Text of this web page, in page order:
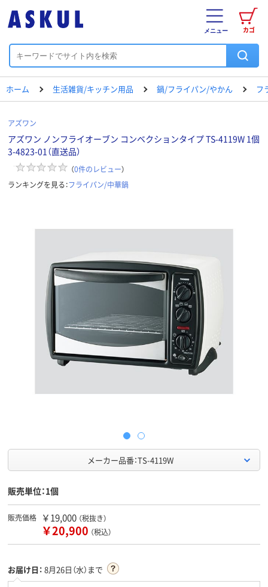
カゴ
メニュー
ホーム 生活雑貨/キッチン用品 鍋/フライパン/やかん フ
アズワン
アズワン ノンフライオーブン コンベクションタイプ TS-4119W 1個
3-4823-01（直送品）
（0件のレビュー）
ランキングを見る：フライパン/中華鍋
メーカー品番：TS-4119W
販売単位：1個
販売価格 ￥19,000 （税抜き）
￥20,900 （税込）
お届け日： 8月26日（水）まで